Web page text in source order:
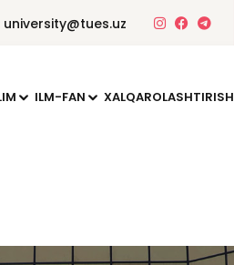
university@tues.uz
ILM-FAN XALQAROLASHTIRISH